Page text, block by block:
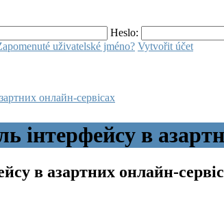
Heslo:
uživatelské jméno? Vytvořit účet
онлайн-сервісах
інтерфейсу в
в азартних онлайн-